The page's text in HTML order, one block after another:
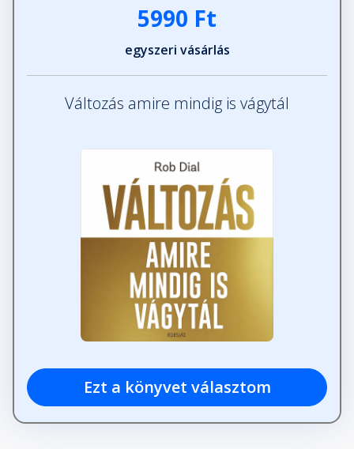
5990 Ft
egyszeri vásárlás
Változás amire mindig is vágytál
Ezt a könyvet választom